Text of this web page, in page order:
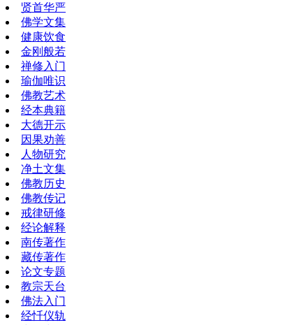
贤首华严
佛学文集
健康饮食
金刚般若
禅修入门
瑜伽唯识
佛教艺术
经本典籍
大德开示
因果劝善
人物研究
净土文集
佛教历史
佛教传记
戒律研修
经论解释
南传著作
藏传著作
论文专题
教宗天台
佛法入门
经忏仪轨